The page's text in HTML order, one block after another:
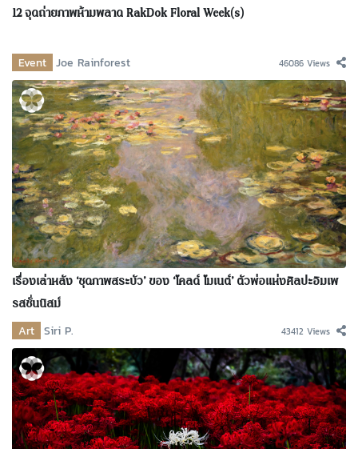
12 จุดถ่ายภาพห้ามพลาด RakDok Floral Week(s)
Event Joe Rainforest 46086 Views
เรื่องเล่าหลัง ‘ชุดภาพสระบัว’ ของ ‘โคลด์ โมเนต์’ ตัวพ่อแห่งศิลปะอิมเพ
รสชั่นนิสม์
Art Siri P. 43412 Views